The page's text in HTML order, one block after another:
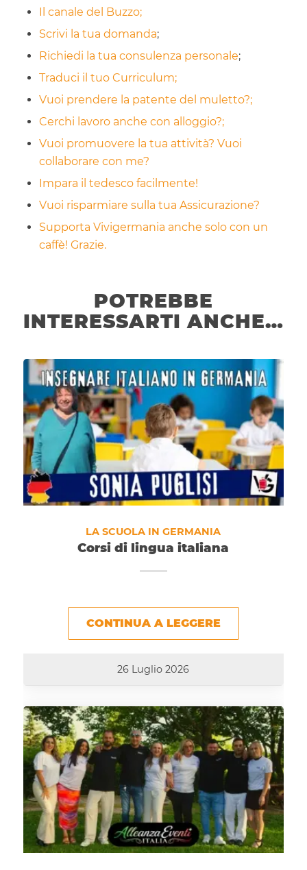
Il canale del Buzzo;
Scrivi la tua domanda;
Richiedi la tua consulenza personale;
Traduci il tuo Curriculum;
Vuoi prendere la patente del muletto?;
Cerchi lavoro anche con alloggio?;
Vuoi promuovere la tua attività? Vuoi
collaborare con me?
Impara il tedesco facilmente!
Vuoi risparmiare sulla tua Assicurazione?
Supporta Vivigermania anche solo con un
caffè! Grazie.
POTREBBE
INTERESSARTI ANCHE…
LA SCUOLA IN GERMANIA
Corsi di lingua italiana
CONTINUA A LEGGERE
26 Luglio 2026